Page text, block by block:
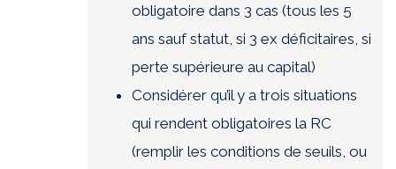
obligatoire dans 3 cas (tous les 5
ans sauf statut, si 3 ex déficitaires, si
perte supérieure au capital)
Considérer qu’il y a trois situations
qui rendent obligatoires la RC
(remplir les conditions de seuils, ou